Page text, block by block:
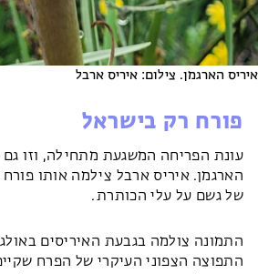
איריס הארגמן. צילום: איריס ארבל
פורח רק בישראל
עונת הפריחה המשגעת מתחילה, וזו
הארגמן. איריס ארבל צילמה אותו
של גשם על עלי הכותרת.
התמונה צולמה בגבעת האיריסים
התפוצה הצפוני העיקרי של הפרח